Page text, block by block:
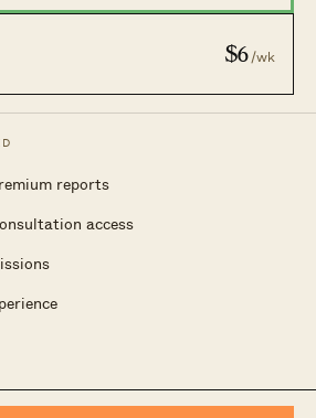
$6/wk
reports
access
广告合作
加坡房地产。
Road #07-06, Singapore 159919